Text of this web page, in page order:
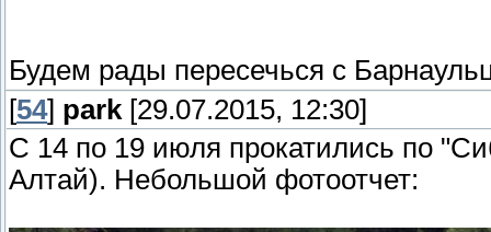
Будем рады пересечься с
[54] park [29.07.2015, 12:30]
С 14 по 19 июля прокатились по
Алтай). Небольшой фотоотчет: